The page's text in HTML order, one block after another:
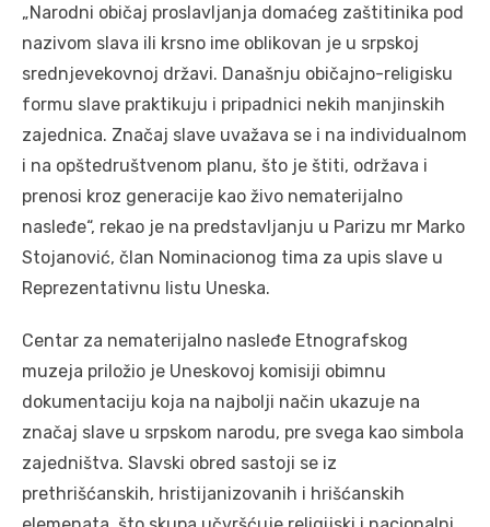
„Narodni običaj proslavljanja domaćeg zaštitinika pod
nazivom slava ili krsno ime oblikovan je u srpskoj
srednjevekovnoj državi. Današnju običajno-religisku
formu slave praktikuju i pripadnici nekih manjinskih
zajednica. Značaj slave uvažava se i na individualnom
i na opštedruštvenom planu, što je štiti, održava i
prenosi kroz generacije kao živo nematerijalno
nasleđe“, rekao je na predstavljanju u Parizu mr Marko
Stojanović, član Nominacionog tima za upis slave u
Reprezentativnu listu Uneska.
Centar za nematerijalno nasleđe Etnografskog
muzeja priložio je Uneskovoj komisiji obimnu
dokumentaciju koja na najbolji način ukazuje na
značaj slave u srpskom narodu, pre svega kao simbola
zajedništva. Slavski obred sastoji se iz
prethrišćanskih, hristijanizovanih i hrišćanskih